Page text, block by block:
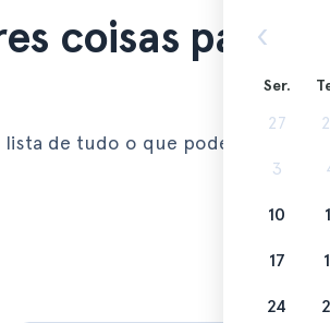
coisas para
de tudo o que pode fazer em
Ser.
27
3
10
17
24